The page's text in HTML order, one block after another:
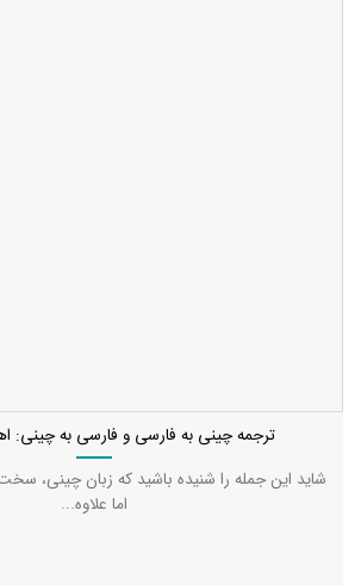
ترجمه چینی به فارسی و فارسی به چینی:
شاید این جمله را شنیده باشید که زبان چینی،
اما علاوه...